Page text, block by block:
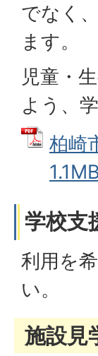
でなく
ます。
児童・
よう、
柏崎
学校支
利用を
い。
施設見